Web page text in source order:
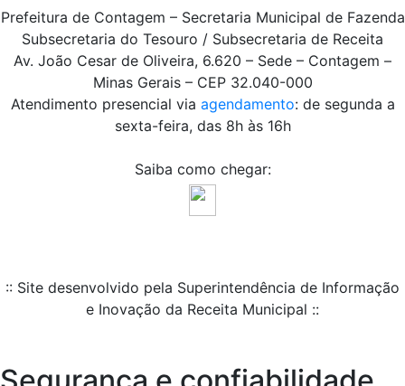
Prefeitura de Contagem – Secretaria Municipal de Fazenda
Subsecretaria do Tesouro / Subsecretaria de Receita
Av. João Cesar de Oliveira, 6.620 – Sede – Contagem –
Minas Gerais – CEP 32.040-000
Atendimento presencial via agendamento: de segunda a
sexta-feira, das 8h às 16h
Saiba como chegar:
:: Site desenvolvido pela Superintendência de Informação
e Inovação da Receita Municipal ::